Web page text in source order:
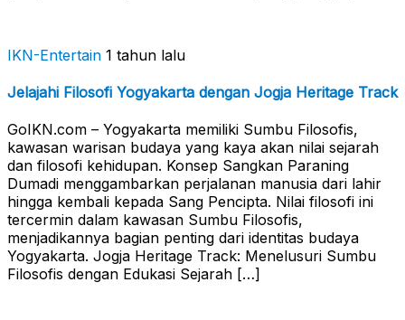
IKN-Entertain 1 tahun lalu
Jelajahi Filosofi Yogyakarta dengan Jogja Heritage Track
GoIKN.com – Yogyakarta memiliki Sumbu Filosofis,
kawasan warisan budaya yang kaya akan nilai sejarah
dan filosofi kehidupan. Konsep Sangkan Paraning
Dumadi menggambarkan perjalanan manusia dari lahir
hingga kembali kepada Sang Pencipta. Nilai filosofi ini
tercermin dalam kawasan Sumbu Filosofis,
menjadikannya bagian penting dari identitas budaya
Yogyakarta. Jogja Heritage Track: Menelusuri Sumbu
Filosofis dengan Edukasi Sejarah […]